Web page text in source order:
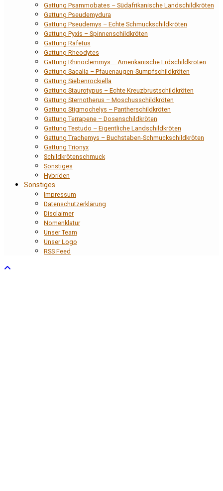
Gattung Psammobates – Südafrikanische Landschildkröten
Gattung Pseudemydura
Gattung Pseudemys – Echte Schmuckschildkröten
Gattung Pyxis – Spinnenschildkröten
Gattung Rafetus
Gattung Rheodytes
Gattung Rhinoclemmys – Amerikanische Erdschildkröten
Gattung Sacalia – Pfauenaugen-Sumpfschildkröten
Gattung Siebenrockiella
Gattung Staurotypus – Echte Kreuzbrustschildkröten
Gattung Sternotherus – Moschusschildkröten
Gattung Stigmochelys – Pantherschildkröten
Gattung Terrapene – Dosenschildkröten
Gattung Testudo – Eigentliche Landschildkröten
Gattung Trachemys – Buchstaben-Schmuckschildkröten
Gattung Trionyx
Schildkrötenschmuck
Sonstiges
Hybriden
Sonstiges
Impressum
Datenschutzerklärung
Disclaimer
Nomenklatur
Unser Team
Unser Logo
RSS Feed